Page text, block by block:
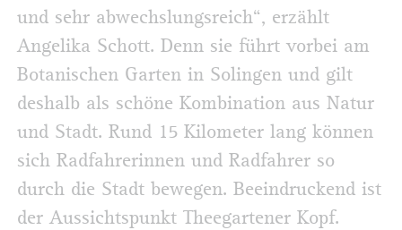
und sehr abwechslungsreich“, erzählt
Angelika Schott. Denn sie führt vorbei am
Botanischen Garten in Solingen und gilt
deshalb als schöne Kombination aus Natur
und Stadt. Rund 15 Kilometer lang können
sich Radfahrerinnen und Radfahrer so
durch die Stadt bewegen. Beeindruckend ist
der Aussichtspunkt Theegartener Kopf.